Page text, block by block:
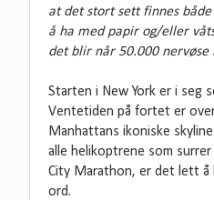
at det stort sett finnes
å ha med papir og/eller
det blir når 50.000 nervøse
Starten i New York er i seg
Ventetiden på fortet er
Manhattans ikoniske
alle helikoptrene som
City Marathon, er det lett å
ord.